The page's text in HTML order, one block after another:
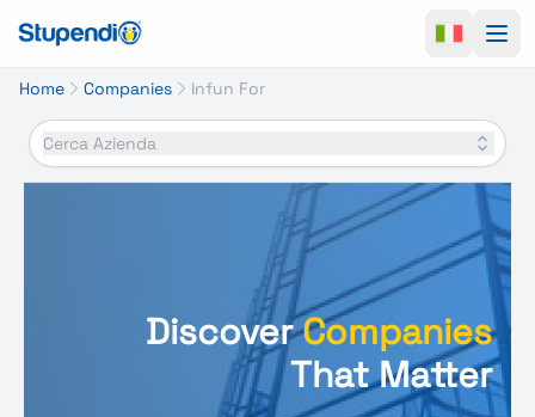
Home Companies Infun For
Cerca Azienda
DiscoverCompanies
That Matter